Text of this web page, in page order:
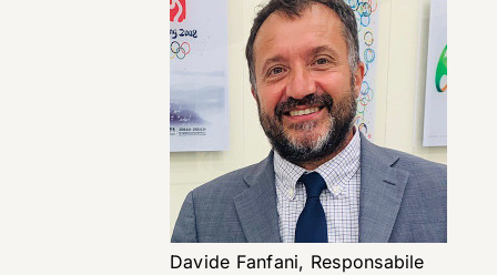
Davide Fanfani, Responsabile